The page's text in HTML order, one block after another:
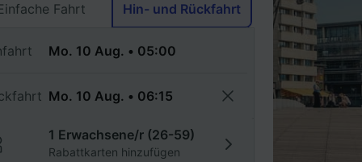
Fahrt
Hin- und Rückfahrt
1 Erwachsene/r (26-59)
Rabattkarten hinzufügen